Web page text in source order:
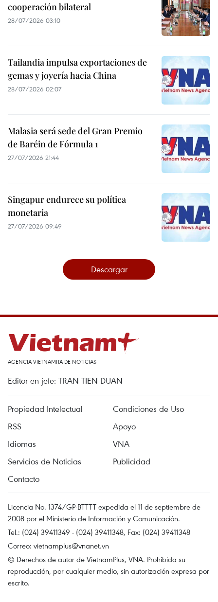
cooperación bilateral
28/07/2026 03:10
Tailandia impulsa exportaciones de
gemas y joyería hacia China
28/07/2026 02:07
Malasia será sede del Gran Premio
de Baréin de Fórmula 1
27/07/2026 21:44
Singapur endurece su política
monetaria
27/07/2026 09:49
Descargar
AGENCIA VIETNAMITA DE NOTICIAS
Editor en jefe: TRAN TIEN DUAN
Propiedad Intelectual
Condiciones de Uso
RSS
Apoyo
Idiomas
VNA
Servicios de Noticias
Publicidad
Contacto
Licencia No. 1374/GP-BTTTT expedida el 11 de septiembre de
2008 por el Ministerio de Información y Comunicación.
Tel.: (024) 39411349 - (024) 39411348, Fax: (024) 39411348
Correo: vietnamplus@vnanet.vn
© Derechos de autor de VietnamPlus, VNA. Prohibida su
reproducción, por cualquier medio, sin autorización expresa por
escrito.